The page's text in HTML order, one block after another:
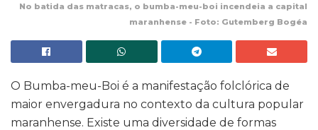
No batida das matracas, o bumba-meu-boi incendeia a capital
maranhense - Foto: Gutemberg Bogéa
O Bumba-meu-Boi é a manifestação folclórica de
maior envergadura no contexto da cultura popular
maranhense. Existe uma diversidade de formas